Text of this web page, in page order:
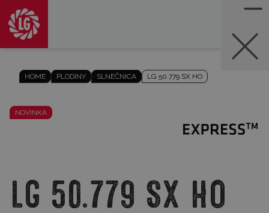
HOME PLODINY SLNEČNICA LG 50.779 SX HO
NOVINKA
LG 50.779 SX HO